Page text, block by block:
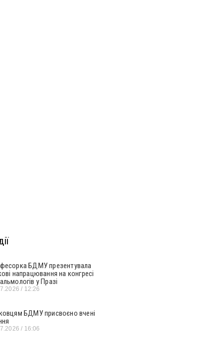
БДМУ презентувала
напрацювання на конгресі
у Празі
12:26
БДМУ присвоєно вчені
16:06